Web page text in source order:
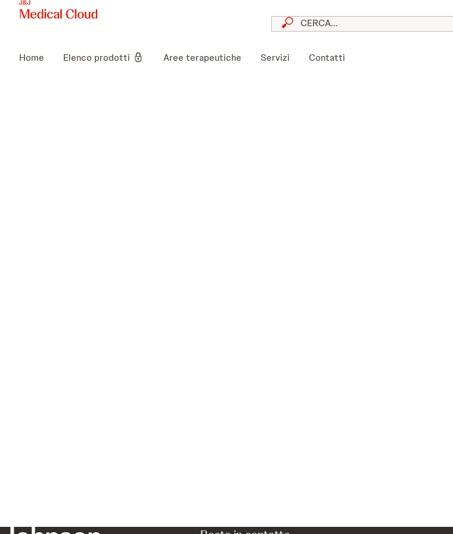
skip to content
Home Elenco prodotti Aree terapeutiche Servizi Contatti